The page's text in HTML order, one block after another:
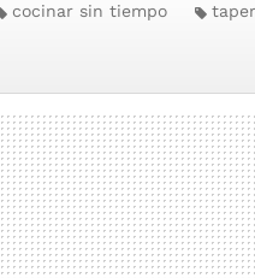
cocinar sin tiempo taper